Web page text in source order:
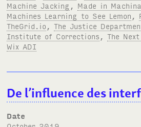
Machine Jacking Made in
Machines Learning to See Lemon
TheGrid.io ,The Justice
Institute of Corrections ,The
Wix ADI
De l’influence des
Date